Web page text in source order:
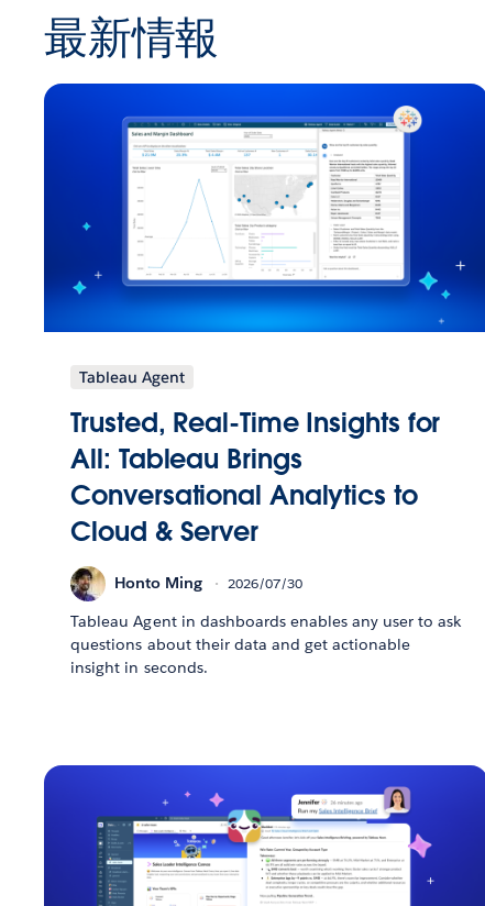
最新情報
Tableau Agent
Trusted, Real-Time Insights for
All: Tableau Brings
Conversational Analytics to
Cloud & Server
Honto Ming 2026/07/30
Tableau Agent in dashboards enables any user to ask
questions about their data and get actionable
insight in seconds.